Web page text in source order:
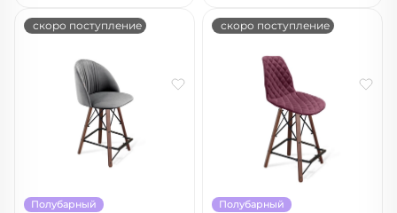
скоро поступление
Полубарный
скоро поступление
Полубарный